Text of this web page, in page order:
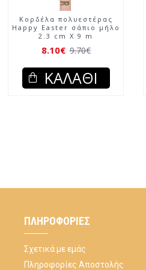
Κορδέλα πολυεστέρας
Happy Easter σάπιο μήλο
2.3 cm X 9 m
8.10€ 9.70€
ΚΑΛΆΘΙ
ΠΛΗΡΟΦΟΡΊΕΣ
Σχετικά με εμάς
Πληροφορίες Αποστολής